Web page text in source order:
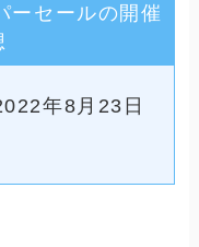
ーセールの開催
年8月23日